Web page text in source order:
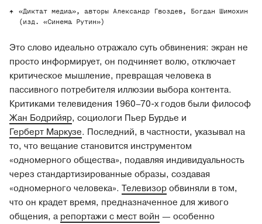
«Диктат медиа», авторы Александр Гвоздев, Богдан Шимохин
(изд. «Синема Рутин»)
Это слово идеально отражало суть обвинения: экран не
просто информирует, он подчиняет волю, отключает
критическое мышление, превращая человека в
пассивного потребителя иллюзии выбора контента.
Критиками телевидения 1960–70-х годов были философ
Жан Бодрийяр, социологи Пьер Бурдье и
Герберт Маркузе. Последний, в частности, указывал на
то, что вещание становится инструментом
«одномерного общества», подавляя индивидуальность
через стандартизированные образы, создавая
«одномерного человека». Телевизоробвиняли в том,
что он крадет время, предназначенное для живого
общения, а репортажи с мест войн — особенно